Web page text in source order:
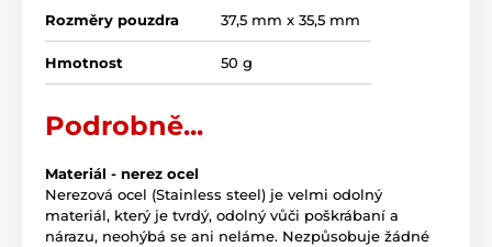
Rozměry pouzdra 37,5 mm x 35,5 mm
Hmotnost 50 g
Podrobně...
Materiál - nerez ocel
Nerezová ocel (Stainless steel) je velmi odolný
materiál, který je tvrdý, odolný vůči poškrábaní a
nárazu, neohýbá se ani neláme. Nezpůsobuje žádné